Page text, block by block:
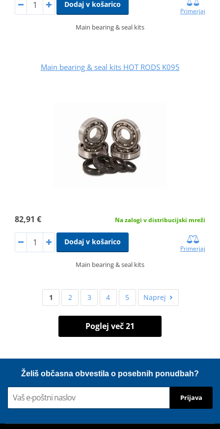
Dodaj v košarico
Primerjaj
Main bearing & seal kits
Main bearing & seal kits HOT RODS K095
82,91 € Na zalogi v distribucijski mreži
Dodaj v košarico
Primerjaj
Main bearing & seal kits
1 2 3 4 5 Naprej
Poglej več 21
Želiš občasna obvestila o posebnih ponudbah?
Prijava